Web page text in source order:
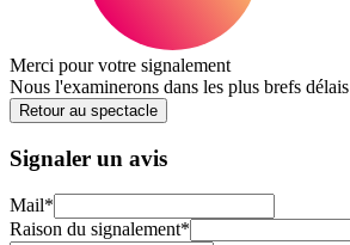
Merci pour votre signalement
Nous l'examinerons dans les plus brefs délais
Retour au spectacle
Signaler un avis
Mail*
Raison du signalement*